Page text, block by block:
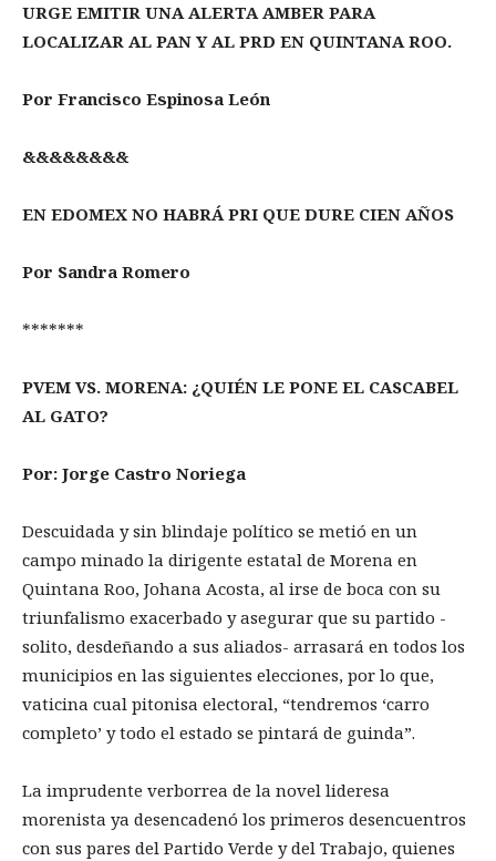
URGE EMITIR UNA ALERTA AMBER PARA
LOCALIZAR AL PAN Y AL PRD EN QUINTANA ROO.
Por Francisco Espinosa León
&&&&&&&&
EN EDOMEX NO HABRÁ PRI QUE DURE CIEN AÑOS
Por Sandra Romero
*******
PVEM VS. MORENA: ¿QUIÉN LE PONE EL CASCABEL
AL GATO?
Por: Jorge Castro Noriega
Descuidada y sin blindaje político se metió en un
campo minado la dirigente estatal de Morena en
Quintana Roo, Johana Acosta, al irse de boca con su
triunfalismo exacerbado y asegurar que su partido -
solito, desdeñando a sus aliados- arrasará en todos los
municipios en las siguientes elecciones, por lo que,
vaticina cual pitonisa electoral, “tendremos ‘carro
completo’ y todo el estado se pintará de guinda”.
La imprudente verborrea de la novel lideresa
morenista ya desencadenó los primeros desencuentros
con sus pares del Partido Verde y del Trabajo, quienes